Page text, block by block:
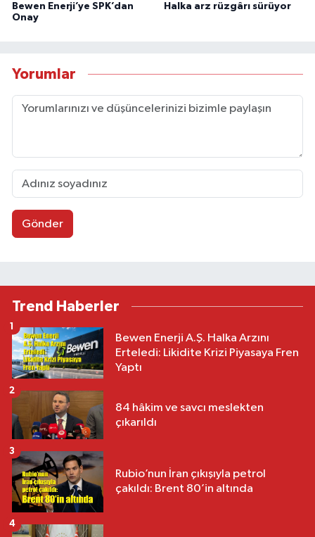
Bewen Enerji’ye SPK’dan
Onay
Halka arz rüzgârı sürüyor
Yorumlar
Gönder
Trend Haberler
Bewen Enerji A.Ş. Halka Arzını
Erteledi: Likidite Krizi Piyasaya Fren
Yaptı
1
84 hâkim ve savcı meslekten
çıkarıldı
2
Rubio’nun İran çıkışıyla petrol
çakıldı: Brent 80’in altında
3
4